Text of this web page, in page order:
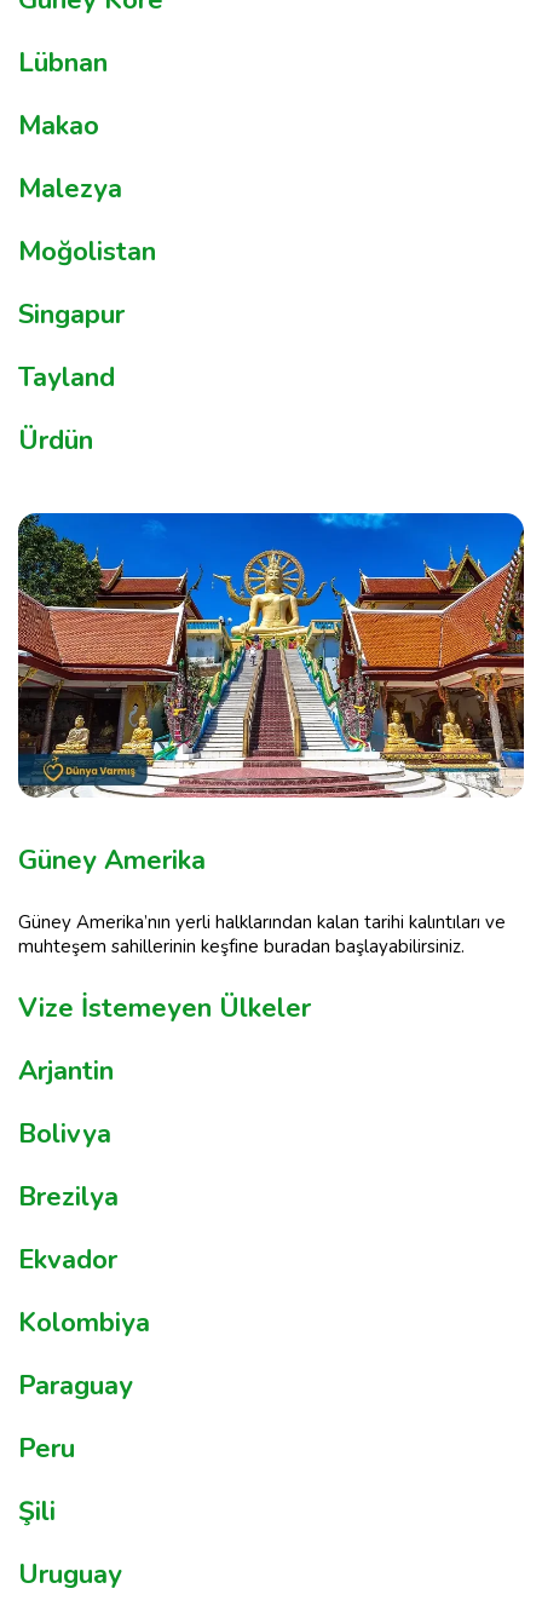
Lübnan
Makao
Malezya
Moğolistan
Singapur
Tayland
Ürdün
Güney Amerika
Güney Amerika’nın yerli halklarından kalan tarihi kalıntıları ve
muhteşem sahillerinin keşfine buradan başlayabilirsiniz.
Vize İstemeyen Ülkeler
Arjantin
Bolivya
Brezilya
Ekvador
Kolombiya
Paraguay
Peru
Şili
Uruguay